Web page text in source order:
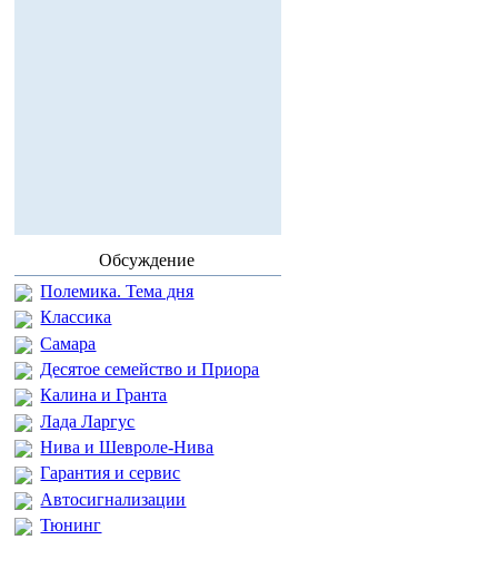
Обсуждение
Полемика. Тема дня
Классика
Самара
Десятое семейство и Приора
Калина и Гранта
Лада Ларгус
Нива и Шевроле-Нива
Гарантия и сервис
Автосигнализации
Тюнинг